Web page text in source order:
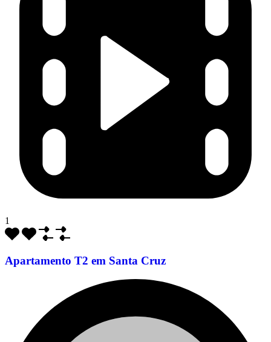
1
Apartamento T2 em Santa Cruz